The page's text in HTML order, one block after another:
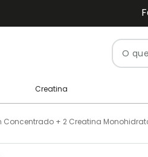
Pesquisa
Creatina
Concentrado + 2 Creatina